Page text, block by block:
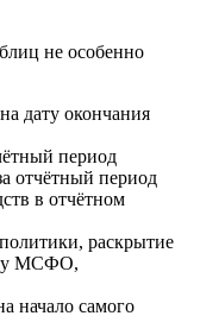
не особенно
дату окончания
период
отчётный период
в отчётном
раскрытие
МСФО,
начало самого